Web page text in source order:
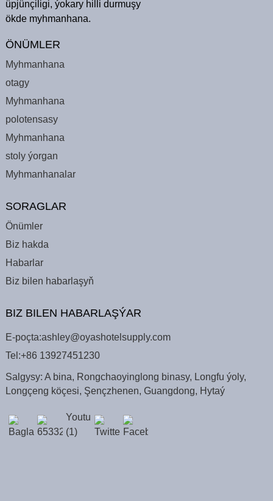
üpjünçiligi, ýokary hilli durmuşy
ökde myhmanhana.
ÖNÜMLER
Myhmanhana
otagy
Myhmanhana
polotensasy
Myhmanhana
stoly ýorgan
Myhmanhanalar
SORAGLAR
Önümler
Biz hakda
Habarlar
Biz bilen habarlaşyň
BIZ BILEN HABARLAŞÝAR
E-poçta:ashley@oyashotelsupply.com
Tel:+86 13927451230
Salgysy: A bina, Rongchaoyinglong binasy, Longfu ýoly,
Longçeng köçesi, Şençzhenen, Guangdong, Hytaý